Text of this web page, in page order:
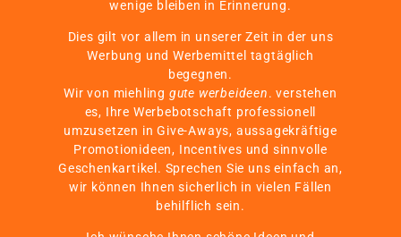
wenige bleiben in Erinnerung.
Dies gilt vor allem in unserer Zeit in der uns
Werbung und Werbemittel tagtäglich
begegnen.
Wir von miehling gute werbeideen. verstehen
es, Ihre Werbebotschaft professionell
umzusetzen in Give-Aways, aussagekräftige
Promotionideen, Incentives und sinnvolle
Geschenkartikel. Sprechen Sie uns einfach an,
wir können Ihnen sicherlich in vielen Fällen
behilflich sein.